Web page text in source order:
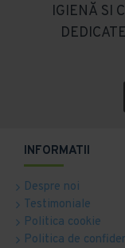
IGIENĂ SI
INFORMATII
Despre noi
Testimoniale
Politica cookie
Politica de